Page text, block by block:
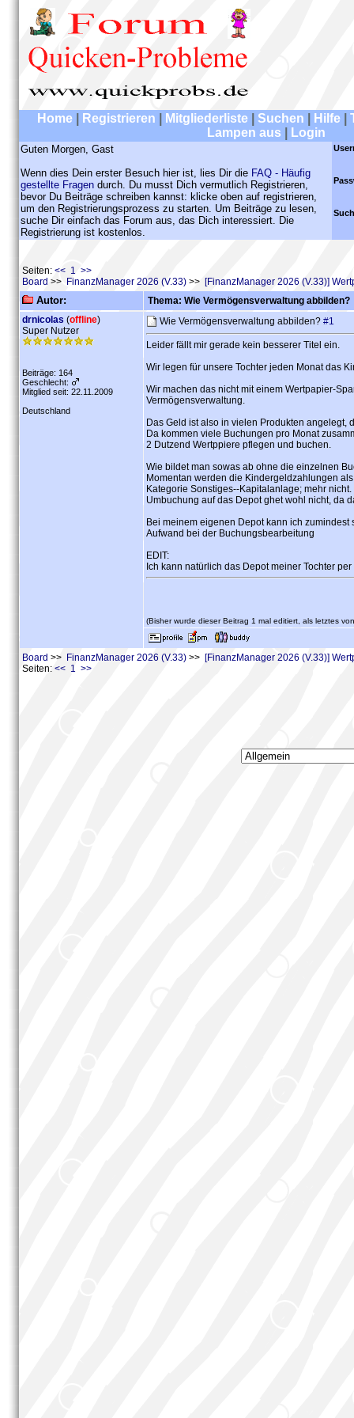
Home Registrieren Mitgliederliste Suchen Hilfe
Lampen aus
Login
Guten Morgen, Gast
Wenn dies Dein erster Besuch hier ist, lies Dir die FAQ - Häufig
gestellte Fragen durch. Du musst Dich vermutlich Registrieren,
bevor Du Beiträge schreiben kannst: klicke oben auf registrieren,
um den Registrierungsprozess zu starten. Um Beiträge zu lesen,
suche Dir einfach das Forum aus, das Dich interessiert. Die
Registrierung ist kostenlos.
Seiten: << 1 >>
Board >> FinanzManager 2026 (V.33) >> [FinanzManager 2026 (V.33)]
Autor:
Thema: Wie Vermögensverwaltung abbilden?
drnicolas (offline)
Super Nutzer
Beiträge: 164
Geschlecht:
Mitglied seit: 22.11.2009
Deutschland
Wie Vermögensverwaltung abbilden? #1
Leider fällt mir gerade kein besserer Titel ein.
Wir legen für unsere Tochter jeden Monat das
Wir machen das nicht mit einem Wertpapier-
Vermögensverwaltung.
Das Geld ist also in vielen Produkten
Da kommen viele Buchungen pro Monat
2 Dutzend Wertppiere pflegen und buchen.
Wie bildet man sowas ab ohne die einzelnen
Momentan werden die Kindergeldzahlungen
Kategorie Sonstiges--Kapitalanlage; mehr nicht.
Umbuchung auf das Depot ghet wohl nicht, da
Bei meinem eigenen Depot kann ich
Aufwand bei der Buchungsbearbeitung
EDIT:
Ich kann natürlich das Depot meiner Tochter
(Bisher wurde dieser Beitrag 1 mal editiert, als letztes
Board >> FinanzManager 2026 (V.33) >> [FinanzManager 2026 (V.33)]
Seiten: << 1 >>